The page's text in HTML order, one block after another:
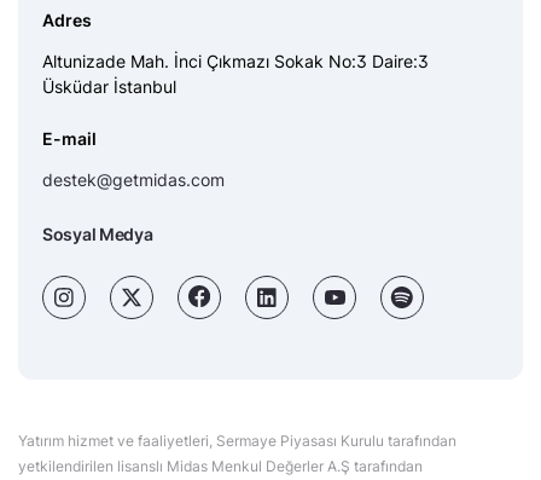
Adres
Altunizade Mah. İnci Çıkmazı Sokak No:3 Daire:3
Üsküdar İstanbul
E-mail
destek@getmidas.com
Sosyal Medya
Yatırım hizmet ve faaliyetleri, Sermaye Piyasası Kurulu tarafından
yetkilendirilen lisanslı Midas Menkul Değerler A.Ş tarafından